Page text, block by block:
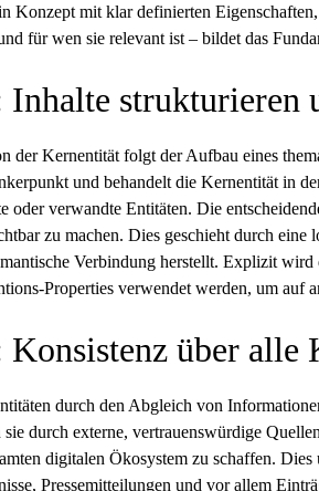
Konzept mit klar definierten
für wen sie relevant ist – bildet das
strukturieren
der Kernentität folgt der Aufbau eines
und behandelt die Kernentität in
oder verwandte Entitäten. Die
zu machen. Dies geschieht durch
Verbindung herstellt. Explizit
Properties verwendet werden, um auf
über alle
durch den Abgleich von
durch externe, vertrauenswürdige
digitalen Ökosystem zu schaffen.
Pressemitteilungen und vor allem